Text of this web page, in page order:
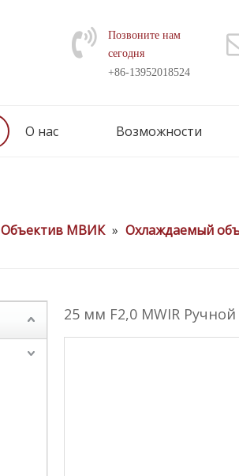
Позвоните нам
сегодня
+86-13952018524
О нас Возможности
Объектив МВИК » Охлаждаемый
25 мм F2,0 MWIR